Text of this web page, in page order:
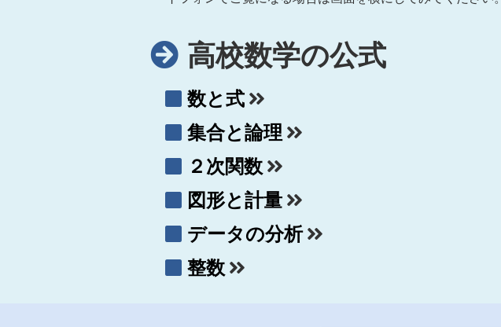
高校数学の公式
数と式
集合と論理
２次関数
図形と計量
データの分析
整数